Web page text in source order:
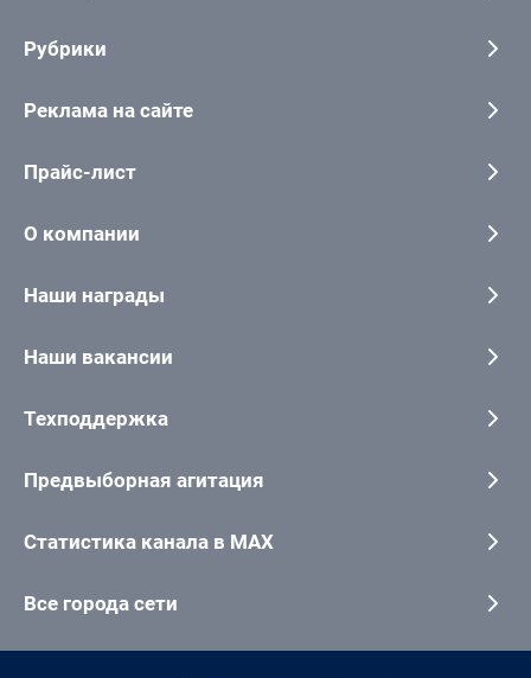
Рубрики
Реклама на сайте
Прайс-лист
О компании
Наши награды
Наши вакансии
Техподдержка
Предвыборная агитация
Статистика канала в MAX
Все города сети